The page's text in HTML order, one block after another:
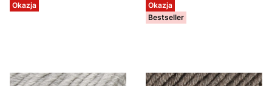
Okazja
Okazja
Bestseller